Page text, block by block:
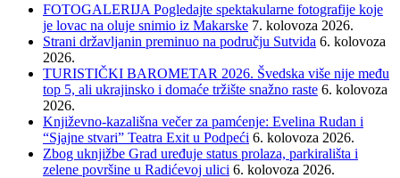
FOTOGALERIJA Pogledajte spektakularne fotografije koje
je lovac na oluje snimio iz Makarske 7. kolovoza 2026.
Strani državljanin preminuo na području Sutvida 6. kolovoza
2026.
TURISTIČKI BAROMETAR 2026. Švedska više nije među
top 5, ali ukrajinsko i domaće tržište snažno raste 6. kolovoza
2026.
Književno-kazališna večer za pamćenje: Evelina Rudan i
“Sjajne stvari” Teatra Exit u Podpeći 6. kolovoza 2026.
Zbog uknjižbe Grad uređuje status prolaza, parkirališta i
zelene površine u Radićevoj ulici 6. kolovoza 2026.